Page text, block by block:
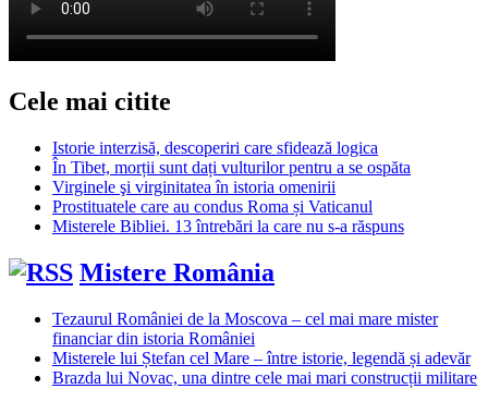
Cele mai citite
Istorie interzisă, descoperiri care sfidează logica
În Tibet, morții sunt dați vulturilor pentru a se ospăta
Virginele şi virginitatea în istoria omenirii
Prostituatele care au condus Roma și Vaticanul
Misterele Bibliei. 13 întrebări la care nu s-a răspuns
Mistere România
Tezaurul României de la Moscova – cel mai mare mister
financiar din istoria României
Misterele lui Ștefan cel Mare – între istorie, legendă și adevăr
Brazda lui Novac, una dintre cele mai mari construcții militare